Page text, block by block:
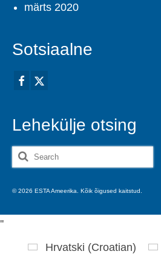
märts 2020
Sotsiaalne
Lehekülje otsing
Search
for:
© 2026 ESTA Ameerika. Kõik õigused kaitstud.
''
Hrvatski (Croatian)